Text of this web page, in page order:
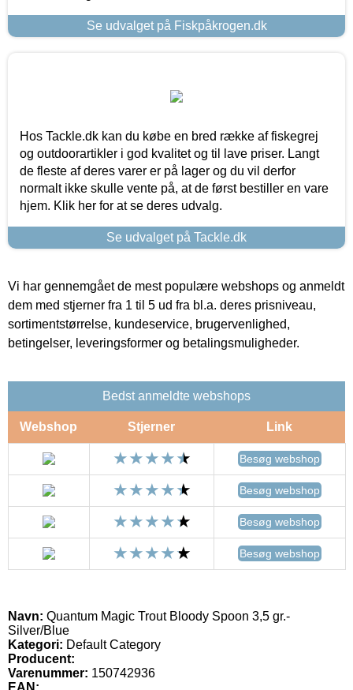
Se udvalget på Fiskpåkrogen.dk
Hos Tackle.dk kan du købe en bred række af fiskegrej
og outdoorartikler i god kvalitet og til lave priser. Langt
de fleste af deres varer er på lager og du vil derfor
normalt ikke skulle vente på, at de først bestiller en vare
hjem. Klik her for at se deres udvalg.
Se udvalget på Tackle.dk
Vi har gennemgået de mest populære webshops og anmeldt
dem med stjerner fra 1 til 5 ud fra bl.a. deres prisniveau,
sortimentstørrelse, kundeservice, brugervenlighed,
betingelser, leveringsformer og betalingsmuligheder.
Bedst anmeldte webshops
Webshop Stjerner Link
Besøg webshop
Besøg webshop
Besøg webshop
Besøg webshop
Navn: Quantum Magic Trout Bloody Spoon 3,5 gr.-
Silver/Blue
Kategori: Default Category
Producent:
Varenummer: 150742936
EAN: